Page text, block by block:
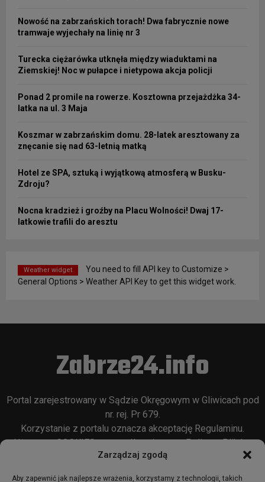
Zarządzaj zgodą
Aby zapewnić jak najlepsze wrażenia, korzystamy z technologii, takich
Nowość na zabrzańskich torach! Dwa fabrycznie nowe
tramwaje wyjechały na linię nr 3
Turecka ciężarówka utknęła między wiaduktami na
Ziemskiej! Noc w pułapce i nietypowa akcja policji
Ponad 2 promile na rowerze. Kosztowna przejażdżka 34-
latka na ul. 3 Maja
Koszmar w zabrzańskim domu. 28-latek aresztowany za
znęcanie się nad 63-letnią matką
Hotel ze SPA, sztuką i wyjątkową atmosferą w Busku-
Zdroju?
Nocna kradzież i groźby na Placu Wolności! Dwaj 17-
latkowie trafili do aresztu
Weather widget
You need to fill API key to Customize >
General Options > Weather API Key to get this widget work.
Zabrze24.info
Portal zarejestrowany w Sądzie Okręgowym w Gliwicach pod
nr. rej. Pr 679.
Korzystanie z portalu oznacza akceptację Regulaminu.
Używamy COOKIES w sposób opisany wPolityce Plików
Cookie